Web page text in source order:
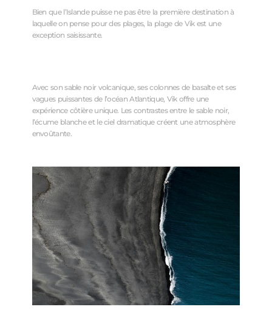
Bien que l’Islande puisse ne pas être la première destination à
laquelle on pense pour des plages, la plage de Vik est une
exception saisissante.
Avec son sable noir volcanique, ses colonnes de basalte et ses
vagues puissantes de l’océan Atlantique, Vik offre une
expérience côtière unique. Les contrastes entre le sable noir,
l’écume blanche et le ciel dramatique créent une atmosphère
envoûtante.